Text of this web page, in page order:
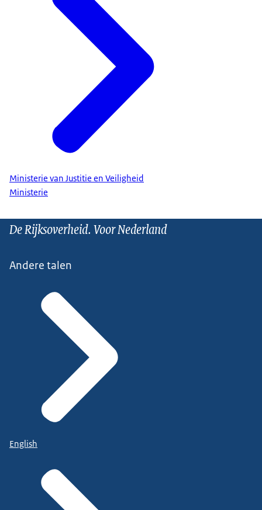
Ministerie van Justitie en Veiligheid
Ministerie
De Rijksoverheid. Voor Nederland
Andere talen
English